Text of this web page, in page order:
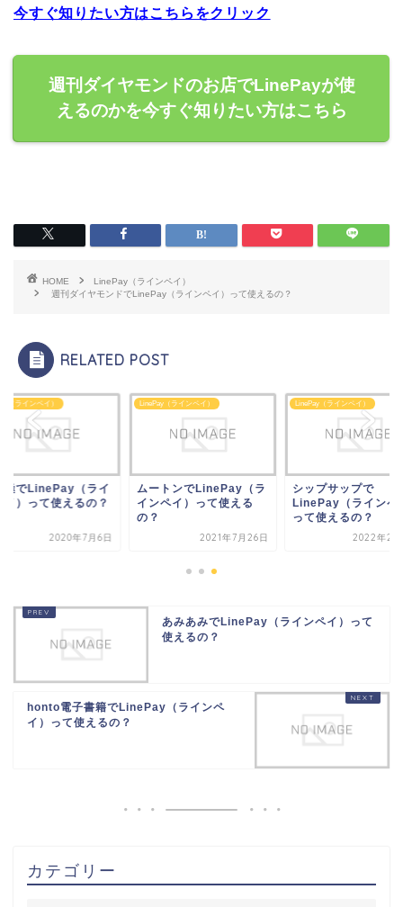
今すぐ知りたい方はこちらをクリック
週刊ダイヤモンドのお店でLinePayが使
えるのかを今すぐ知りたい方はこちら
HOME
LinePay（ラインペイ）
週刊ダイヤモンドでLinePay（ラインペイ）って使えるの？
RELATED POST
（ラインペイ）
トンでLinePay（ラ
ペイ）って使える
2021年7月26日
LinePay（ラインペイ）
シップサップで
LinePay（ラインペイ）
って使えるの？
2022年2月28日
LinePay（ラインペイ）
皇潤極でLinePay（
ンペイ）って使える
2020年7
あみあみでLinePay（ラインペイ）って
使えるの？
honto電子書籍でLinePay（ラインペ
イ）って使えるの？
カテゴリー